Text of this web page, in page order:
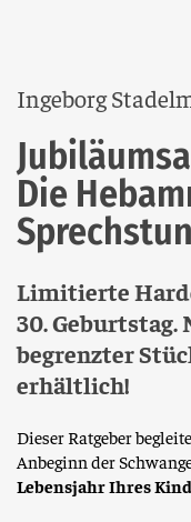
Ingeborg
Die
Limitierte
30.
begrenzter
erhältlich!
Dieser Ratgeber
Anbeginn der
Lebensjahr Ihres